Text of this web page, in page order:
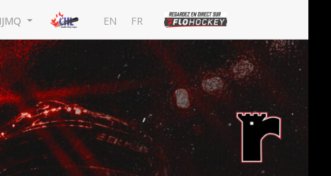
EN FR